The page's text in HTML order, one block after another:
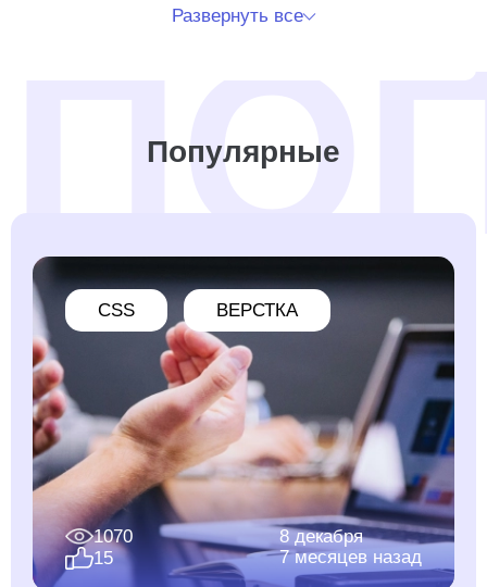
Развернуть все
Популярные
CSS ВЕРСТКА
1070
15
8 декабря
7 месяцев назад